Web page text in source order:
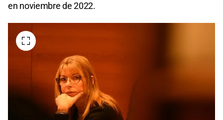
en noviembre de 2022.